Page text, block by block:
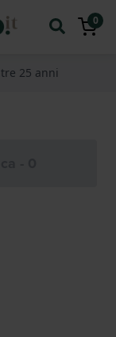
0
25 anni